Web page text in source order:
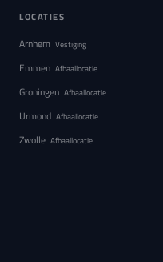
LOCATIES
Arnhem Vestiging
Emmen Afhaallocatie
Groningen Afhaallocatie
Urmond Afhaallocatie
Zwolle Afhaallocatie